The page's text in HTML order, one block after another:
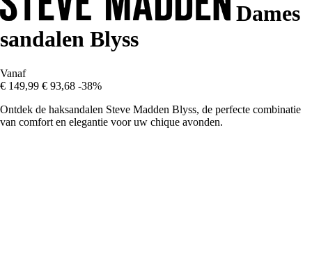
Dames
sandalen Blyss
Vanaf
€ 149,99 € 93,68 -38%
Ontdek de haksandalen Steve Madden Blyss, de perfecte combinatie
van comfort en elegantie voor uw chique avonden.